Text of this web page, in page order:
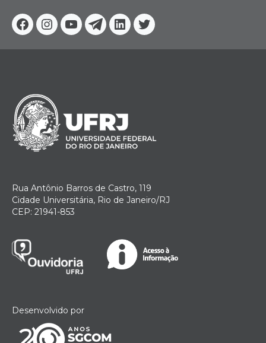
Facebook
Instagram
YoutubeTelegram
Linkedin
Twitter
Rua Antônio Barros de Castro, 119
Cidade Universitária, Rio de Janeiro/RJ
CEP: 21941-853
Desenvolvido por